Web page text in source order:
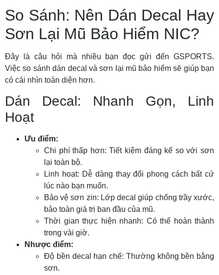
So Sánh: Nên Dán Decal Hay
Sơn Lại Mũ Bảo Hiểm NIC?
Đây là câu hỏi mà nhiều bạn đọc gửi đến GSPORTS.
Việcso sánh dán decal và sơn lại mũ bảo hiểmsẽ giúp bạn
có cái nhìn toàn diện hơn.
Dán Decal: Nhanh Gọn, Linh
Hoạt
Ưu điểm:
Chi phí thấp hơn: Tiết kiệm đáng kể so với sơn
lại toàn bộ.
Linh hoạt: Dễ dàng thay đổi phong cách bất cứ
lúc nào bạn muốn.
Bảo vệ sơn zin: Lớp decal giúp chống trầy xước,
bảo toàn giá trị ban đầu của mũ.
Thời gian thực hiện nhanh: Có thể hoàn thành
trong vài giờ.
Nhược điểm:
Độ bền decal hạn chế: Thường không bền bằng
sơn.